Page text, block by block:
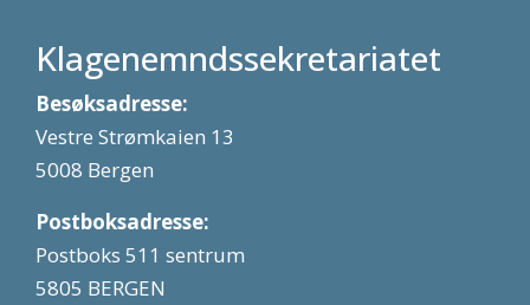
Klagenemndssekretariatet
Besøksadresse:
Vestre Strømkaien 13
5008 Bergen
Postboksadresse:
Postboks 511 sentrum
5805 BERGEN